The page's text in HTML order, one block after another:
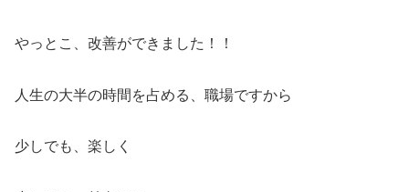
やっとこ、改善ができました！！
人生の大半の時間を占める、職場ですから
少しでも、楽しく